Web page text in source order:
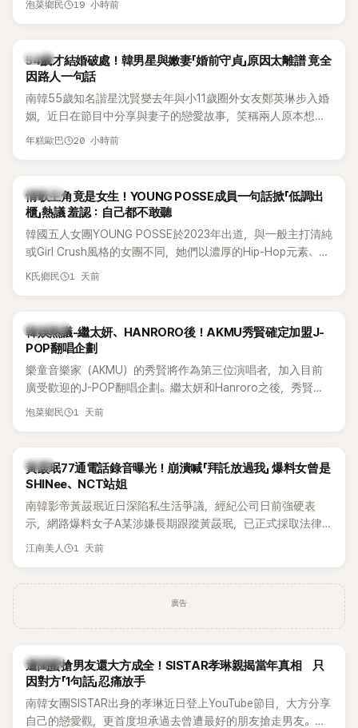
泡菜鄉民 19 小時前
韓星
54歲才結婚破處！韓男星與嫩妻「婚前守貞」原因太離譜 竟全
因路人一句話
南韓55歲知名諧星沈賢燮去年與小11歲圈外女友鄭英琳步入婚
姻，近日在節目中分享與妻子的戀愛故事，笑稱兩人原本想享
受兩人世界，沒想到站在飯店門口時竟被路人認出，還一路替
年糕歐巴 20 小時前
K-POP
情歌主角竟是女生！YOUNG POSSE成員一句話掀「低調出
櫃」熱議 羞認：自己都不敢聽
韓國五人女團YOUNG POSSE於2023年出道，與一般主打清純
或Girl Crush風格的女團不同，她們以濃厚的Hip-Hop元素、自
創Rap及成員親自參與創作為特色，MV也融入美式街頭、塗
為第五代女團中極具辨識度的新生代代表之一。
K氏鄉民 1 天前
熱議討論
韓娛熱議-繼太妍、HANRORO後！AKMU秀賢確定加盟J-
POP翻唱企劃
樂童音樂家（AKMU）的秀賢將作為第三位演唱者，加入目前
廣受歡迎的J-POP翻唱企劃。繼太妍和Hanroro之後，秀賢已
獲選為第三首翻唱歌曲的主唱，並於近期完成錄音。
泡菜鄉民 1 天前
韓星
黃晸珉77通電話錄音曝光！崩潰喊「拜託放過我」 爆料女曾是
SHINee、NCT站姐
南韓影帝黃晸珉近日深陷私生活爭議，經紀公司日前強硬表
示，網路爆料女子A某涉嫌長期跟蹤黃晸珉，已正式採取法律
行動。不過，A並未停止發聲，持續透過社群平台公開爆料，反
像團體的「站姐」，事件持續延燒。
江南美人 1 天前
廣告
K-POP
遭閨蜜搶男友還大方成全！SISTAR孝琳親揭當年真相 只
因對方「1句話」忍痛放手
南韓女團SISTAR出身的孝琳近日登上YouTube節目，大方分享
自己的戀愛觀，更首度坦承過去曾遭最好的朋友搶走男友。她